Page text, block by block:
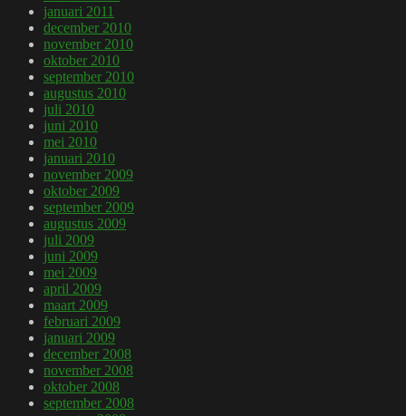
januari 2011
december 2010
november 2010
oktober 2010
september 2010
augustus 2010
juli 2010
juni 2010
mei 2010
januari 2010
november 2009
oktober 2009
september 2009
augustus 2009
juli 2009
juni 2009
mei 2009
april 2009
maart 2009
februari 2009
januari 2009
december 2008
november 2008
oktober 2008
september 2008